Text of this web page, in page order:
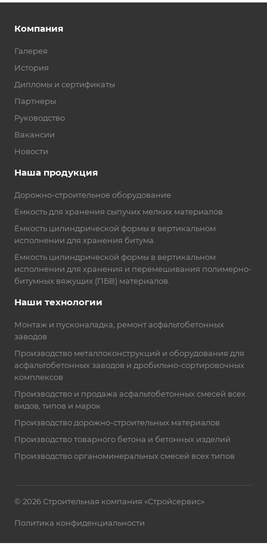
Компания
Галерея
История
Дипломы и сертификаты
Партнеры
Руководство
Вакансии
Новости
Наша продукция
Дорожно-строительное оборудование
Ёмкость для хранения сыпучих мелких материалов
Ёмкость цилиндрической формы в вертикальном
исполнении для хранения битума
Ёмкость цилиндрической формы в вертикальном
исполнении для хранения и перемешивания полимерно-
битумных вяжущих (ПБВ) материалов.
Наши технологии
Монтаж и пусконаладка, ремонт асфальтобетонных
заводов
Производство металлоконструкций и оборудования для
асфальтобетонных заводов и дробильно-сортировочных
комплексов
Производство и продажа асфальтобетонных смесей всех
видов, типов и марок
Производство дорожно-строительных материалов
Производство товарного бетона и бетонных изделий
Производство органоминеральных смесей всех типов
© 2026 Строительная компания «Стройсервис»
Политика конфиденциальности